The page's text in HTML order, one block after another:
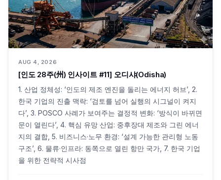
AUG 4, 2026
[인도 28주(州) 인사이트 #11] 오디샤(Odisha)
1. 산업 정체성: ‘인도의 제조 엔진을 돌리는 에너지 허브’, 2.
한국 기업의 진출 맥락: ‘검토를 넘어 실행의 시그널이 켜지
다’, 3. POSCO 사례가 보여주는 결정적 변화: ‘방식이 바뀌면
문이 열린다’, 4. 핵심 유망 산업: 중후장대 제조와 그린 에너
지의 결합, 5. 비즈니스·노무 환경: ‘설계 가능한 관리형 노동
구조’, 6. 물류·인프라: 동쪽으로 열린 항만 국가, 7. 한국 기업
을 위한 전략적 시사점